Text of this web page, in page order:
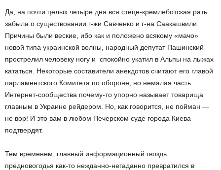
Да, на почти целых четыре дня вся стеце-кремлеботская рать
забыла о существовании г-жи Савченко и г-на Саакашвили.
Причины были веские, ибо как и положено всякому «мачо»
новой типа украинской волны, народный депутат Пашинский
прострелил человеку ногу и спокойно укатил в Альпы на лыжах
кататься. Некоторые составители анекдотов считают его главой
парламентского Комитета по обороне, но немалая часть
Интернет-сообщества почему-то упорно называет товарища
главным в Украине рейдером. Но, как говорится, не пойман —
не вор! И это вам в любом Печерском суде города Киева
подтвердят.
Тем временем, главный информационный гвоздь
предновогодья как-то нежданно-негаданно превратился в